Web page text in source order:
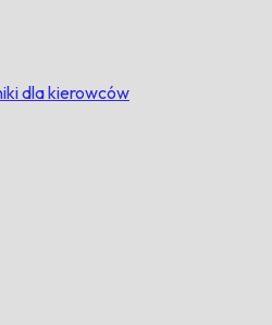
dla kierowców